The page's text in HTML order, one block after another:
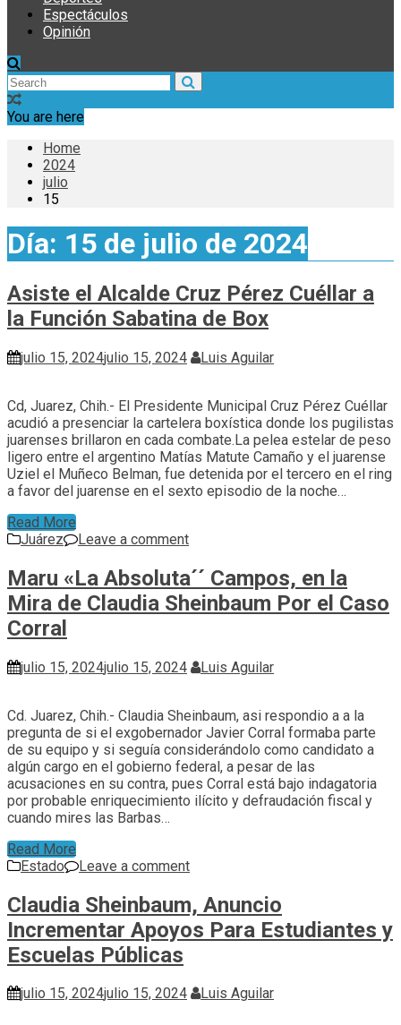
Espectáculos
Opinión
You are here
Home
2024
julio
15
Día: 15 de julio de 2024
Asiste el Alcalde Cruz Pérez Cuéllar a
la Función Sabatina de Box
julio 15, 2024julio 15, 2024 Luis Aguilar
Cd, Juarez, Chih.- El Presidente Municipal Cruz Pérez Cuéllar
acudió a presenciar la cartelera boxística donde los pugilistas
juarenses brillaron en cada combate.La pelea estelar de peso
ligero entre el argentino Matías Matute Camaño y el juarense
Uziel el Muñeco Belman, fue detenida por el tercero en el ring
a favor del juarense en el sexto episodio de la noche…
Read More
Juárez
Leave a comment
Maru «La Absoluta´´ Campos, en la
Mira de Claudia Sheinbaum Por el Caso
Corral
julio 15, 2024julio 15, 2024 Luis Aguilar
Cd. Juarez, Chih.- Claudia Sheinbaum, asi respondio a a la
pregunta de si el exgobernador Javier Corral formaba parte
de su equipo y si seguía considerándolo como candidato a
algún cargo en el gobierno federal, a pesar de las
acusaciones en su contra, pues Corral está bajo indagatoria
por probable enriquecimiento ilícito y defraudación fiscal y
cuando mires las Barbas…
Read More
Estado
Leave a comment
Claudia Sheinbaum, Anuncio
Incrementar Apoyos Para Estudiantes y
Escuelas Públicas
julio 15, 2024julio 15, 2024 Luis Aguilar